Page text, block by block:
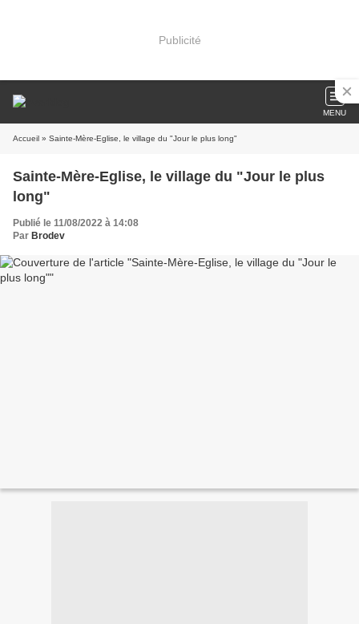
Publicité
MENU
Accueil » Sainte-Mère-Eglise, le village du "Jour le plus long"
Sainte-Mère-Eglise, le village du "Jour le plus
long"
Publié le 11/08/2022 à 14:08
Par Brodev